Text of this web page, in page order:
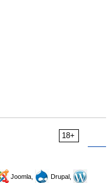
18+
Joomla,
Drupal,